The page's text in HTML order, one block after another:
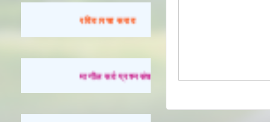
रविवारचा सराव
मागील सर्व प्रश्नसंच सोडवण्यासाठी येथे क्लिक करा.